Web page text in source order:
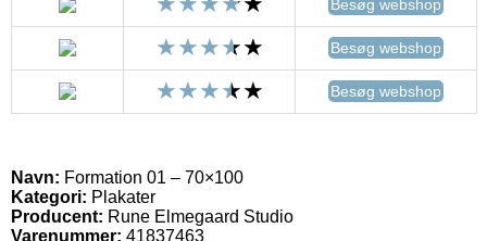
Besøg webshop
Besøg webshop
Besøg webshop
Navn: Formation 01 – 70×100
Kategori: Plakater
Producent: Rune Elmegaard Studio
Varenummer: 41837463